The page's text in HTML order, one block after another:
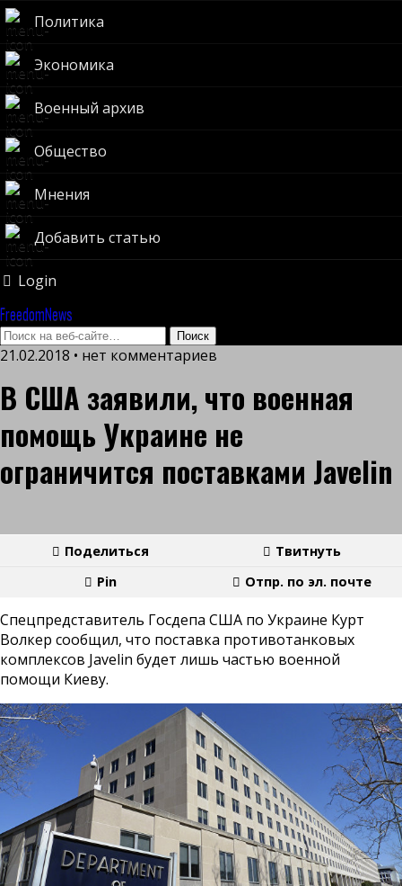
Политика
Экономика
Военный архив
Общество
Мнения
Добавить статью
Login
FreedomNews
21.02.2018 • нет комментариев
В США заявили, что военная
помощь Украине не
ограничится поставками Javelin
Поделиться
Твитнуть
Pin
Отпр. по эл. почте
Спецпредставитель Госдепа США по Украине Курт
Волкер сообщил, что поставка противотанковых
комплексов Javelin будет лишь частью военной
помощи Киеву.